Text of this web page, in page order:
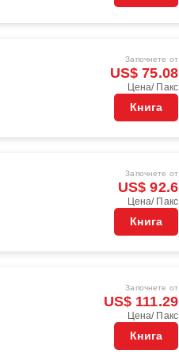
Започнете от
US$ 75.08
Цена/ Пакс
Книга
Започнете от
US$ 92.6
Цена/ Пакс
Книга
Започнете от
US$ 111.29
Цена/ Пакс
Книга